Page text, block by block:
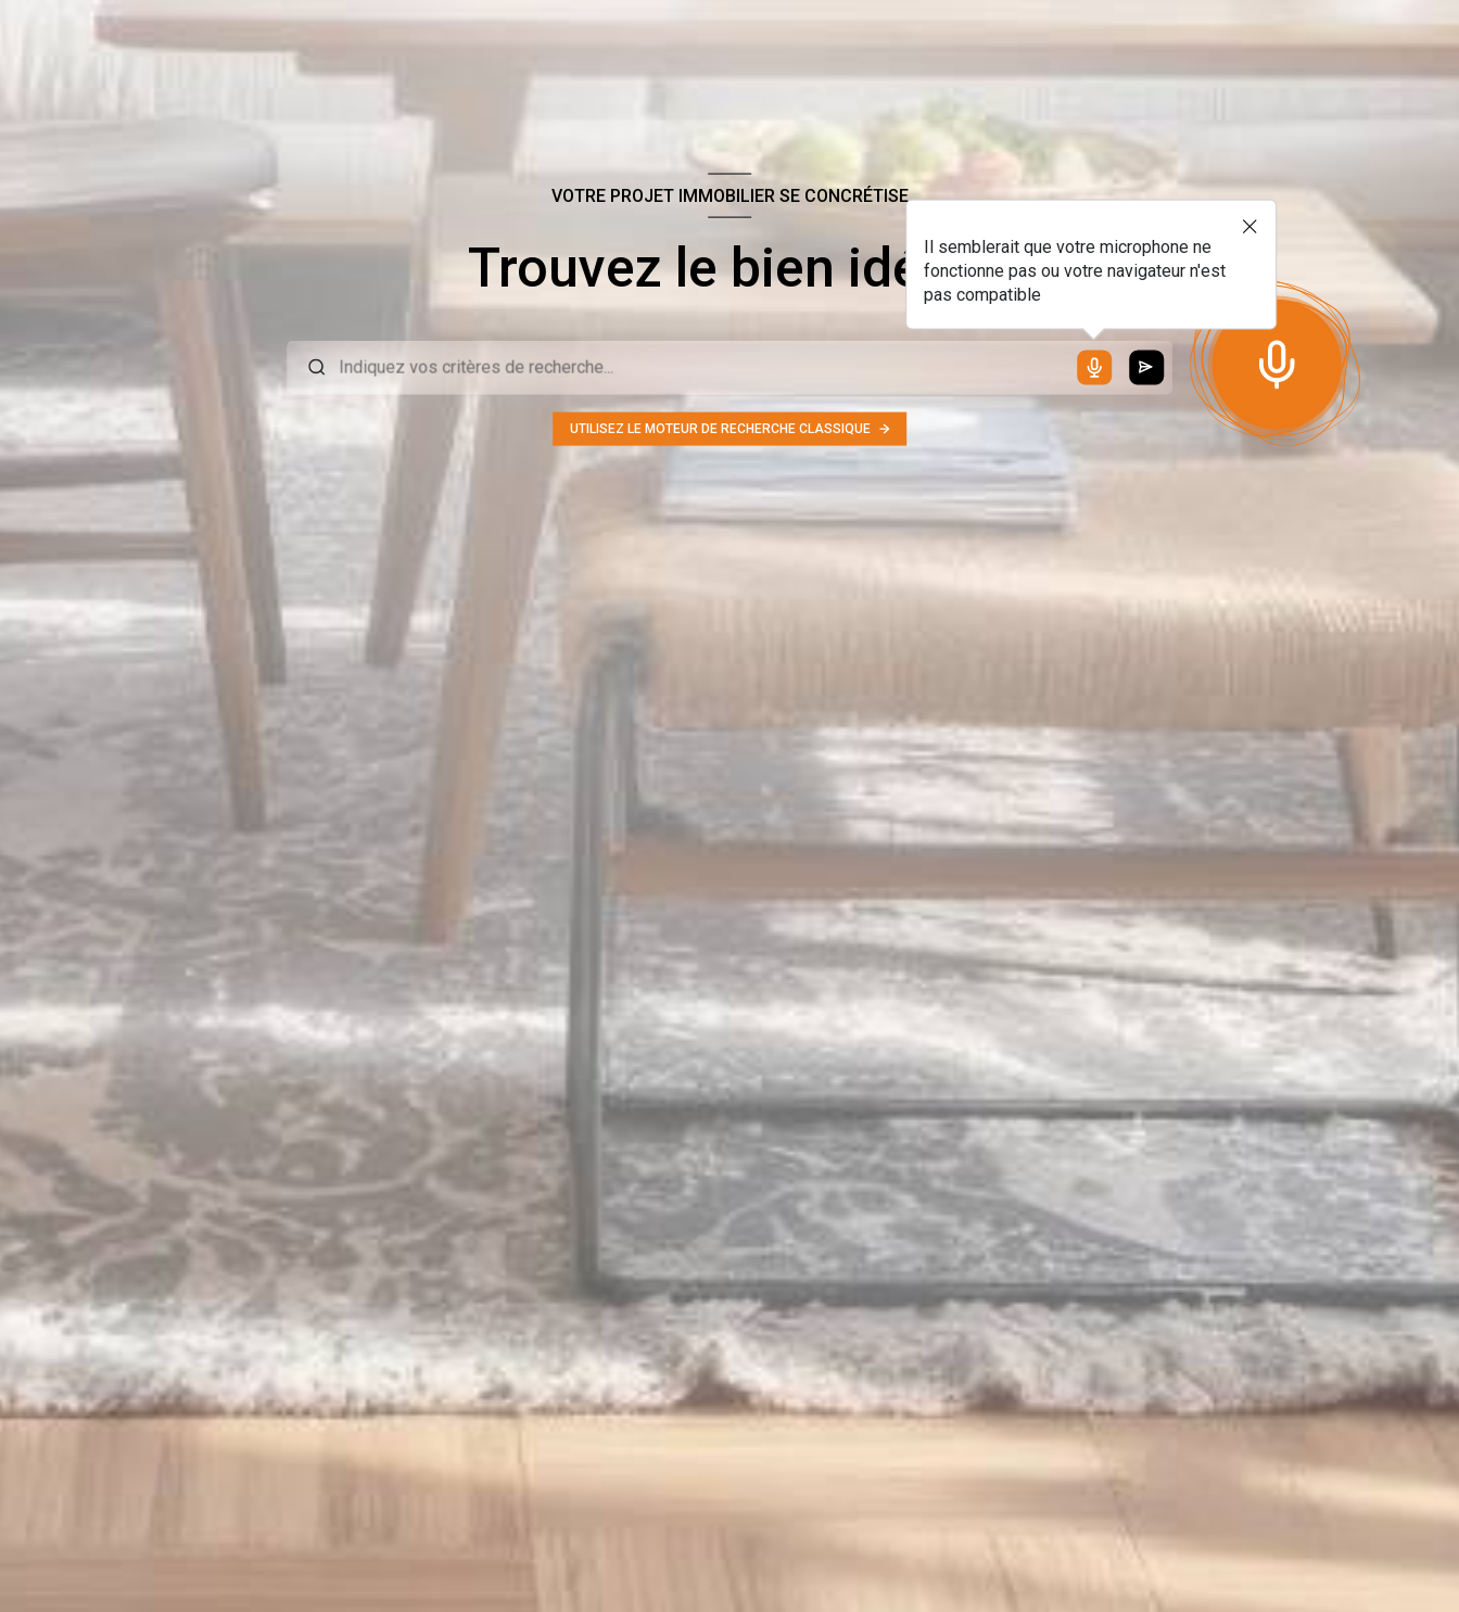
VOTRE PROJET IMMOBILIER SE CONCRÉTISE
Trouvez le bien idéal !Il semblerait que votre microphone ne
fonctionne pas ou votre navigateur n'est
pas compatible
UTILISEZ LE MOTEUR DE RECHERCHE CLASSIQUE